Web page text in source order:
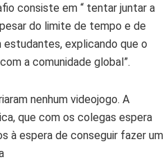
consiste em “ tentar juntar a
do limite de tempo e de
estudantes, explicando que o
a comunidade global”.
nenhum videojogo. A
que com os colegas espera
à espera de conseguir fazer um